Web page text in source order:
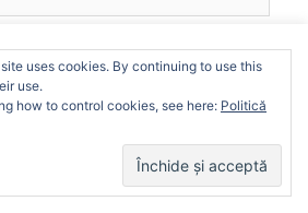
website to give you the most
remembering your preferences
“Accept”, you consent to the
uses cookies. By continuing to use this
use.
how to control cookies, see here: Politică